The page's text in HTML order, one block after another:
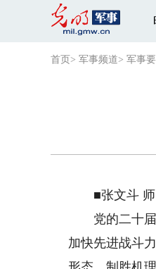
首页 > 军事频道> 军事
■张文斗 师
党的二十届
加快先进战斗